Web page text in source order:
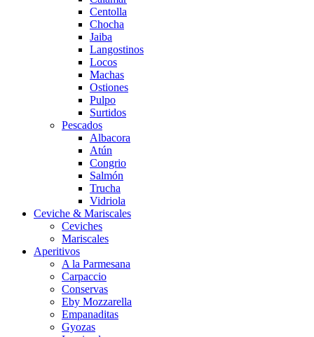
Centolla
Chocha
Jaiba
Langostinos
Locos
Machas
Ostiones
Pulpo
Surtidos
Pescados
Albacora
Atún
Congrio
Salmón
Trucha
Vidriola
Ceviche & Mariscales
Ceviches
Mariscales
Aperitivos
A la Parmesana
Carpaccio
Conservas
Eby Mozzarella
Empanaditas
Gyozas